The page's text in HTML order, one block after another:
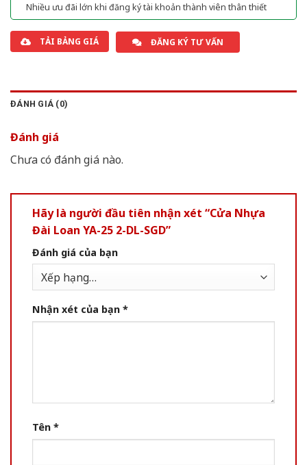
Nhiều ưu đãi lớn khi đăng ký tài khoản thành viên thân thiết
TẢI BẢNG GIÁ ĐĂNG KÝ TƯ VẤN
ĐÁNH GIÁ (0)
Đánh giá
Chưa có đánh giá nào.
Hãy là người đầu tiên nhận xét “Cửa Nhựa
Đài Loan YA-25 2-DL-SGD”
Đánh giá của bạn
Nhận xét của bạn *
Tên *